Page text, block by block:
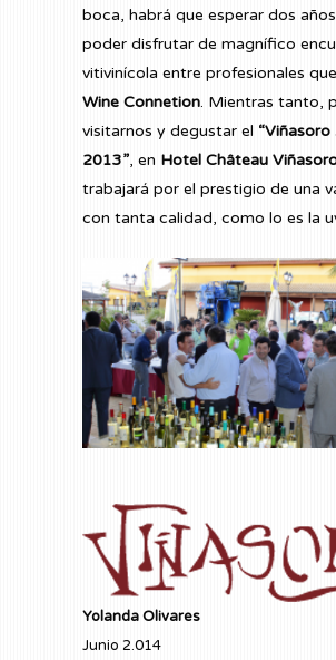
boca, habrá que esperar dos
poder disfrutar de magnífico
vitivinícola entre profesionales
Wine Connetion. Mientras tanto,
visitarnos y degustar el “Viñasoro
2013”, en Hotel Château
trabajará por el prestigio de una
con tanta calidad, como lo es la
Yolanda Olivares
Junio 2.014